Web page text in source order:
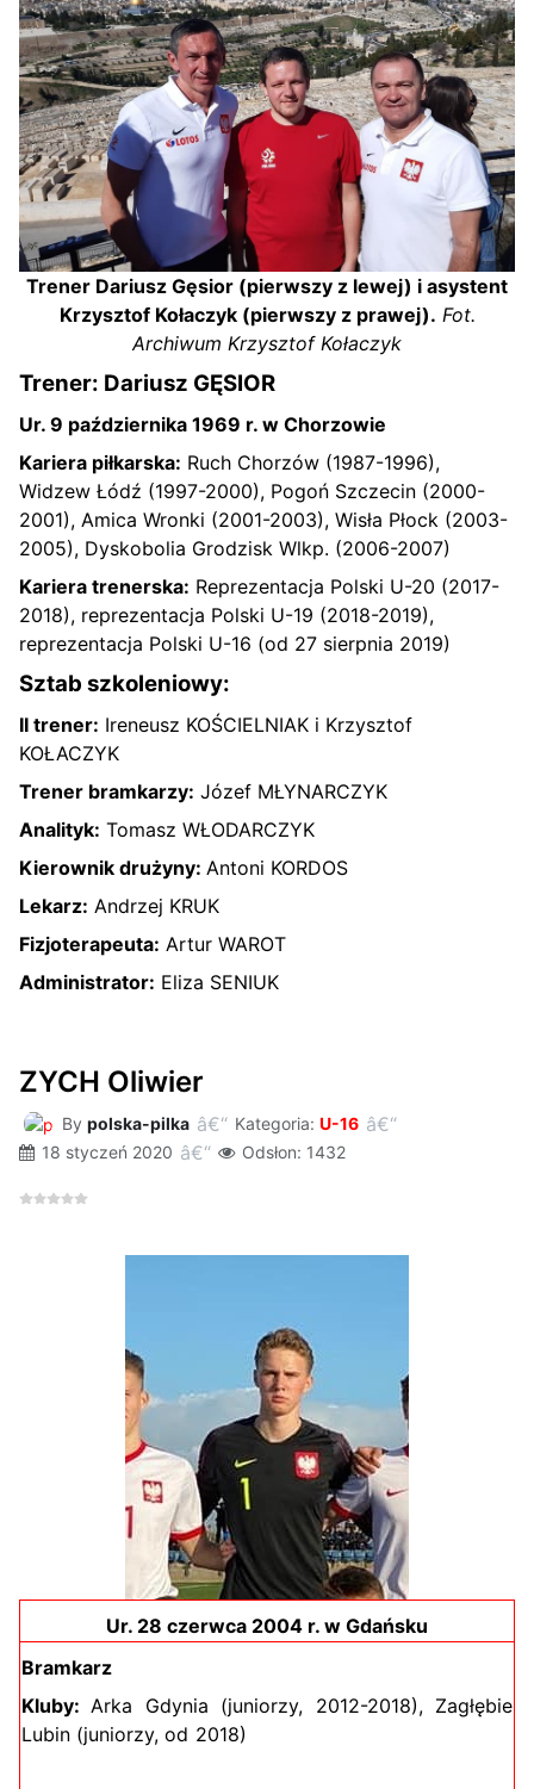
Trener Dariusz Gęsior (pierwszy z lewej) i asystent
Krzysztof Kołaczyk (pierwszy z prawej). Fot.
Archiwum Krzysztof Kołaczyk
Trener: Dariusz GĘSIOR
Ur. 9 października 1969 r. w Chorzowie
Kariera piłkarska: Ruch Chorzów (1987-1996),
Widzew Łódź (1997-2000), Pogoń Szczecin (2000-
2001), Amica Wronki (2001-2003), Wisła Płock (2003-
2005), Dyskobolia Grodzisk Wlkp. (2006-2007)
Kariera trenerska: Reprezentacja Polski U-20 (2017-
2018), reprezentacja Polski U-19 (2018-2019),
reprezentacja Polski U-16 (od 27 sierpnia 2019)
Sztab szkoleniowy:
II trener: Ireneusz KOŚCIELNIAK i Krzysztof
KOŁACZYK
Trener bramkarzy: Józef MŁYNARCZYK
Analityk: Tomasz WŁODARCZYK
Kierownik drużyny: Antoni KORDOS
Lekarz: Andrzej KRUK
Fizjoterapeuta: Artur WAROT
Administrator: Eliza SENIUK
ZYCH Oliwier
By polska-pilka Kategoria: U-16
18 styczeń 2020
Odsłon: 1432
Ur. 28 czerwca 2004 r. w Gdańsku
Bramkarz
Kluby: Arka Gdynia (juniorzy, 2012-2018), Zagłębie
Lubin (juniorzy, od 2018)